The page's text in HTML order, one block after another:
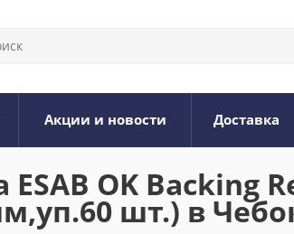
Акции и новости Доставка
OK Backing
шт.) в